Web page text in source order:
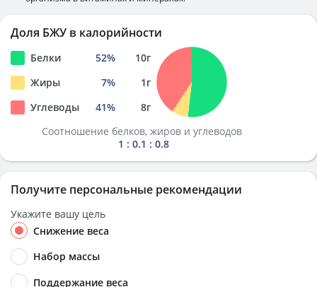
Доля БЖУ в калорийности
Белки 52% 10г
Жиры
7% 1г
Углеводы
41% 8г
Соотношение белков, жиров и углеводов
1 : 0.1 : 0.8
Получите персональные рекомендации
Укажите вашу цель
Снижение веса
Набор массы
Поддержание веса